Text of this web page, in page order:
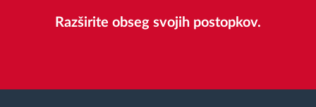
Razširite obseg svojih postopkov.